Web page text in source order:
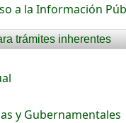
a la Información
trámites inherentes
y Gubernamentales